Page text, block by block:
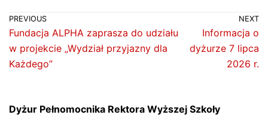
PREVIOUS
Fundacja ALPHA zaprasza do udziału
w projekcie „Wydział przyjazny dla
Każdego”
NEXT
Informacja o
dyżurze 7 lipca
2026 r.
Dyżur Pełnomocnika Rektora Wyższej Szkoły